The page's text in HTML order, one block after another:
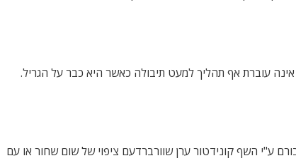
עוברת אף תהליך למעט תיבולה כאשר היא כבר על הגריל.
ע"י השף קונידטור ערן שוורברדעם ציפוי של שום שחור או עם